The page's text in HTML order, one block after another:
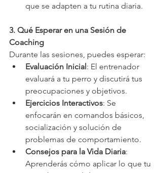
que se adapten a tu rutina diaria.
3. Qué Esperar en una Sesión de
Coaching
Durante las sesiones, puedes esperar:
Evaluación Inicial: El entrenador
evaluará a tu perro y discutirá tus
preocupaciones y objetivos.
Ejercicios Interactivos: Se
enfocarán en comandos básicos,
socialización y solución de
problemas de comportamiento.
Consejos para la Vida Diaria:
Aprenderás cómo aplicar lo que tu